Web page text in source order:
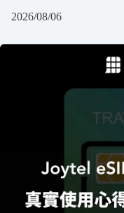
2026/08/06